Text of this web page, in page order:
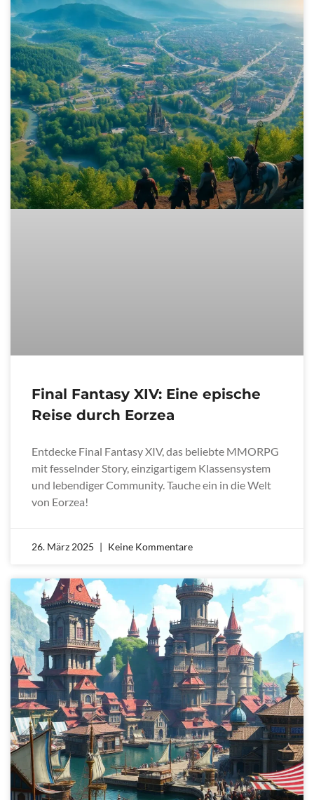
Final Fantasy XIV: Eine epische
Reise durch Eorzea
Entdecke Final Fantasy XIV, das beliebte MMORPG
mit fesselnder Story, einzigartigem Klassensystem
und lebendiger Community. Tauche ein in die Welt
von Eorzea!
26. März 2025 Keine Kommentare